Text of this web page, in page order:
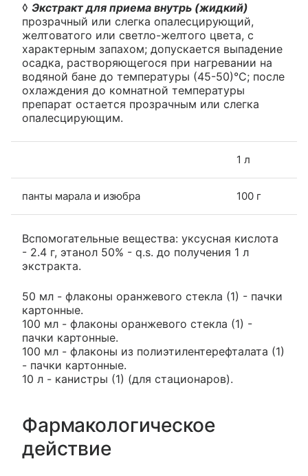
◊ Экстракт для приема внутрь (жидкий)
прозрачный или слегка опалесцирующий,
желтоватого или светло-желтого цвета, с
характерным запахом; допускается выпадение
осадка, растворяющегося при нагревании на
водяной бане до температуры (45-50)°С; после
охлаждения до комнатной температуры
препарат остается прозрачным или слегка
опалесцирующим.
1 л
панты марала и изюбра 100 г
Вспомогательные вещества: уксусная кислота
- 2.4 г, этанол 50% - q.s. до получения 1 л
экстракта.
50 мл - флаконы оранжевого стекла (1) - пачки
картонные.
100 мл - флаконы оранжевого стекла (1) -
пачки картонные.
100 мл - флаконы из полиэтилентерефталата (1)
- пачки картонные.
10 л - канистры (1) (для стационаров).
Фармакологическое
действие